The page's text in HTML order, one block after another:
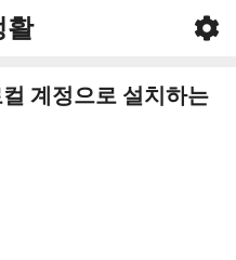
건너뛰기
활
계정으로 설치하는